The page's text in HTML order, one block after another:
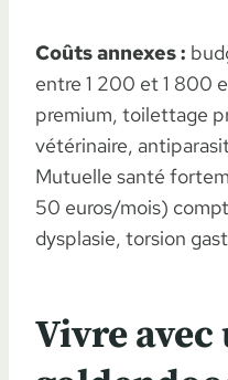
Coûts annexes :
entre 1 200 et 1 800
premium, toilettage
vétérinaire,
Mutuelle santé
50 euros/mois)
dysplasie, torsion
Vivre avec